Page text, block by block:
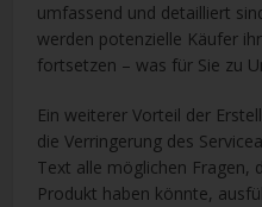
umfassend und detailliert
werden potenzielle Käufer
fortsetzen – was für Sie zu
Ein weiterer Vorteil der
die Verringerung des
Text alle möglichen Fragen,
Produkt haben könnte,